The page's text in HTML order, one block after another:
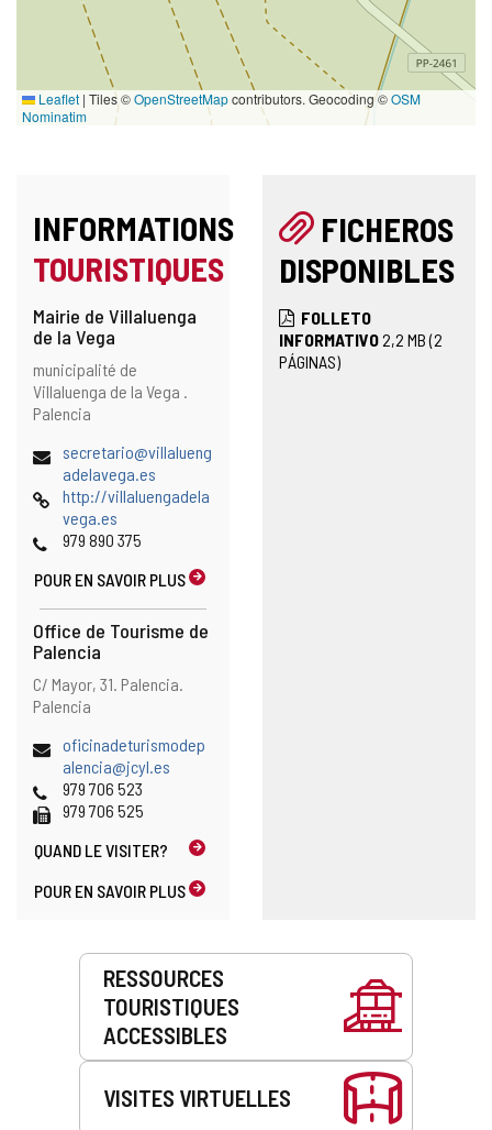
Leaflet | Tiles ©OpenStreetMapcontributors. Geocoding ©OSM
Nominatim
INFORMATIONS
TOURISTIQUES
Mairie de Villaluenga
de la Vega
Adresse
et
emplacement
sur
carte
Adresse
postale
municipalité de
Villaluenga de la Vega .
Palencia
Adresse
de
courrier
électronique
secretario@villalueng
adelavega.es
Page
Web
http://villaluengadela
vega.es
Téléphones
979 890 375
POUR EN SAVOIR PLUS
Office de Tourisme de
Palencia
Adresse
et
emplacement
la
carte
Adresse
postale
C/ Mayor, 31. Palencia.
Palencia
Adresse
de
courrier
électronique
oficinadeturismodep
alencia@jcyl.es
Téléphones
979 706 523
Fax 979 706 525
QUAND LEVISITER?
POUR EN SAVOIR PLUS
FICHEROS
DISPONIBLES
FOLLETO
INFORMATIVO2,2 MB(2
PÁGINAS)
Prestations
RESSOURCES
TOURISTIQUES
ACCESSIBLES
VISITES VIRTUELLES